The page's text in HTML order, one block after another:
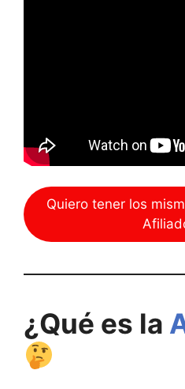
Quiero tener los
¿Qué es la